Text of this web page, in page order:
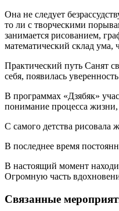
Она не следует
то ли с творческими
занимается рисованием,
математический склад ума,
Практический путь Санят
себя, появилась
В программах «Дзябяк»
понимание процесса жизни,
С самого детства рисовала
В последнее время
В настоящий момент
Огромную часть
Связанные